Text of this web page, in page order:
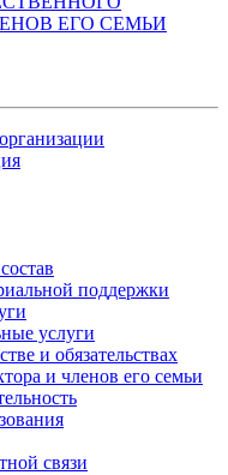
ЕГО СЕМЬИ
поддержки
услуги
и обязательствах
и членов его семьи
связи